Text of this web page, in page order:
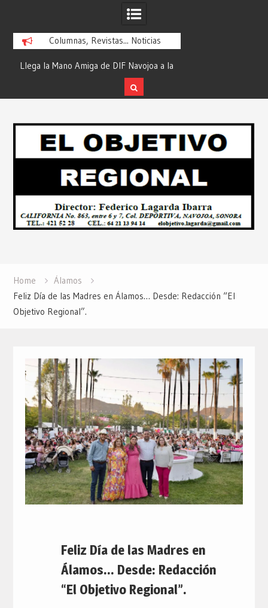
Columnas, Revistas... Noticias
Llega la Mano Amiga de DIF Navojoa a la
Ampliación Beltrones con la Feria de
Servicios… Desde: Redacción “El
Redacción “El
Home
Álamos
Feliz Día de las Madres en Álamos… Desde: Redacción “El
Objetivo Regional”.
Feliz Día de las Madres en
Álamos… Desde: Redacción
“El Objetivo Regional”.